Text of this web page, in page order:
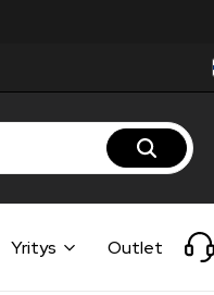
Yritys Outlet